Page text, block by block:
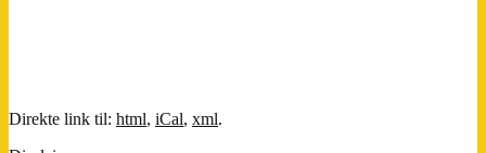
Direkte link til: html, iCal, xml.